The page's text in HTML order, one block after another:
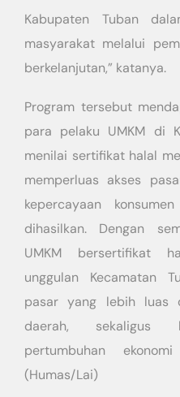
Kabupaten Tuban
masyarakat melalui
berkelanjutan,” katanya.
Program tersebut
para pelaku UMKM di
menilai sertifikat halal
memperluas akses
kepercayaan
dihasilkan. Dengan
UMKM bersertifikat
unggulan Kecamatan
pasar yang lebih luas
daerah, sekaligus
pertumbuhan
(Humas/Lai)